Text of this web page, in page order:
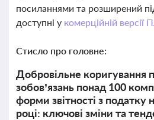
посиланнями та розширений
доступні у комерційній
Стисло про головне:
Добровільне коригування
зобов’язань понад 100
форми звітності з податку
році: ключові зміни та